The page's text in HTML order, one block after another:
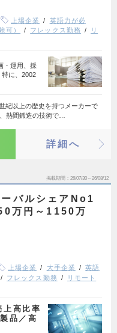
上場企業
英語力が必
可） フレックス勤務
リ
・運用、採
に、2002
紀以上の歴史を持つメーカーで
熱間鍛造の技術で…
詳細へ
掲載期間 26/07/30～26/08/12
バルシェアNo1
万円～1150万
上場企業 大手企業
英語
フレックス勤務
リモート
上高比率
品／高